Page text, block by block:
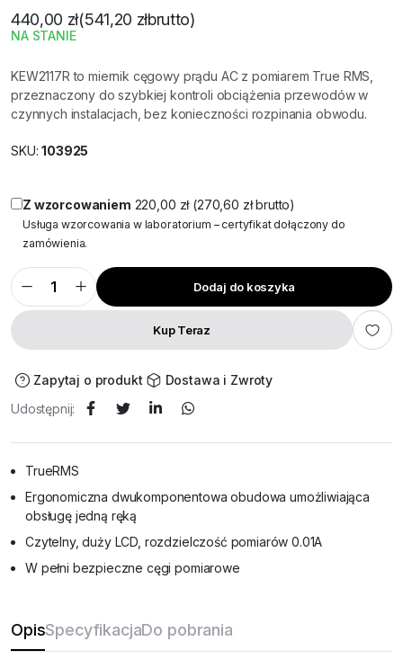
440,00 zł(541,20 złbrutto)
NA STANIE
KEW2117R to miernik cęgowy prądu AC z pomiarem True RMS,
przeznaczony do szybkiej kontroli obciążenia przewodów w
czynnych instalacjach, bez konieczności rozpinania obwodu.
SKU:103925
Z wzorcowaniem 220,00 zł(270,60 złbrutto)
Usługa wzorcowania w laboratorium – certyfikat dołączony do
zamówienia.
KEW2117R
Miernik
cęgowy
AC
1000A
TRMS
Dodaj do koszyka
Kup Teraz
Zapytaj o produkt
Dostawa i Zwroty
Udostępnij:
TrueRMS
Ergonomiczna dwukomponentowa obudowa umożliwiająca
obsługę jedną ręką
Czytelny, duży LCD, rozdzielczość pomiarów 0.01A
W pełni bezpieczne cęgi pomiarowe
OpisSpecyfikacjaDo pobrania